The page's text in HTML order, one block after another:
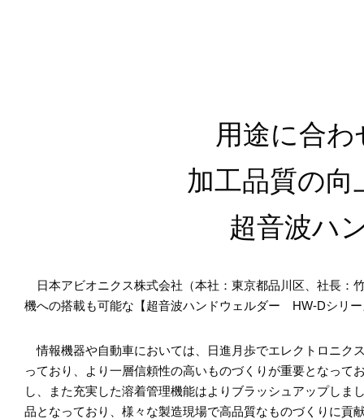
用途に合
加工品質の
超音波ハ
日本アビオニクス株式会社（本社：東京都品川区、社長：
機への搭載も可能な【超音波ハンドウェルダー HW-Dシリ
情報機器や自動車においては、日進月歩でエレクトロニク
っており、より一層信頼性の高いものづくりが重要となっ
し、また充実した溶着管理機能はよりブラッシュアップし
品となっており、様々な製造現場で高品質なものづくりに貢